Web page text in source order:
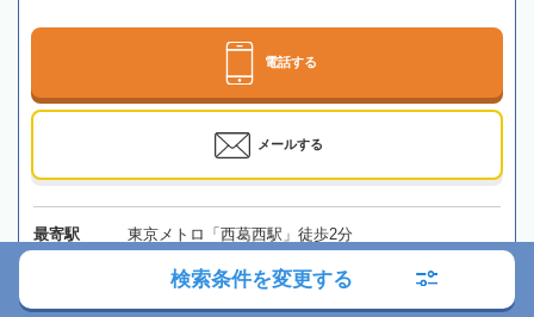
電話する
メールする
最寄駅 東京メトロ「西葛西駅」徒歩2分
〒134-0088 東京都江戸川区西葛西6-8-15 エステート
検索条件を変更する